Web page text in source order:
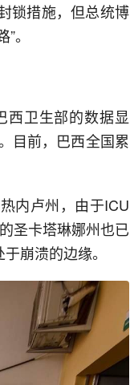
锁措施，但总统博
。
西卫生部的数据显
目前，巴西全国累
内卢州，由于ICU
圣卡塔琳娜州也已
崩溃的边缘。